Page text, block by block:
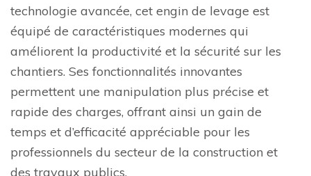
technologie avancée, cet engin de levage est
équipé de caractéristiques modernes qui
améliorent la productivité et la sécurité sur les
chantiers. Ses fonctionnalités innovantes
permettent une manipulation plus précise et
rapide des charges, offrant ainsi un gain de
temps et d’efficacité appréciable pour les
professionnels du secteur de la construction et
des travaux publics.